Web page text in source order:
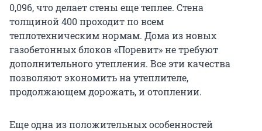
0,096, что делает стены еще теплее. Стена
толщиной 400 проходит по всем
теплотехническим нормам. Дома из новых
газобетонных блоков «Поревит» не требуют
дополнительного утепления. Все эти качества
позволяют экономить на утеплителе,
продолжающем дорожать, и отоплении.
Еще одна из положительных особенностей